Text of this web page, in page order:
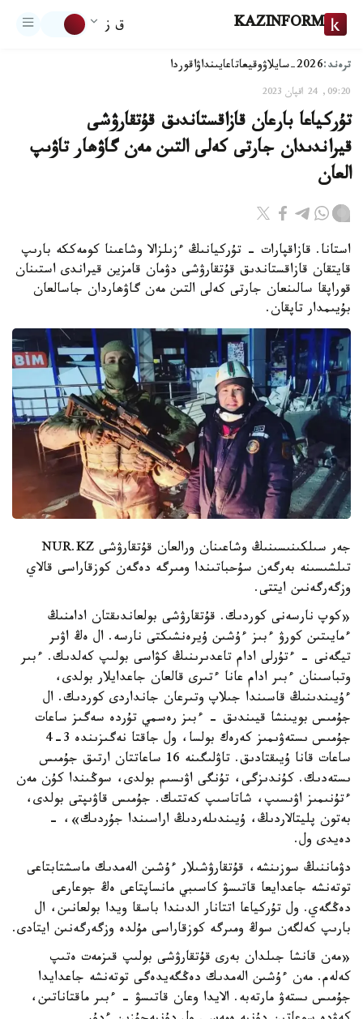
KAZINFORM ق ز
ترەند:2026-سايلاۋ وقيعاتاعايىنداۋاقوردا
09:20, 24 اقپان 2023
تۇركياعا بارعان قازاقستاندىق قۇتقارۋشى
قيراندىدان جارتى كەلى التىن مەن گاۋھار تاۋىپ
العان
استانا. قازاقپارات - تۇركيانىڭ ءزىلزالا وشاعىنا كومەككە بارىپ
قايتقان قازاقستاندىق قۇتقارۋشى دۋمان قامزين قيراندى استىنان
قوراپقا سالىنعان جارتى كەلى التىن مەن گاۋھاردان جاسالعان
بۇيىمدار تاپقان.
جەر سىلكىنىسىنىڭ وشاعىنان ورالعان قۇتقارۋشى NUR.KZ
تىلشىسىنە بەرگەن سۇحباتىندا ومىرگە دەگەن كوزقاراسى قالاي
وزگەرگەنىن ايتتى.
«كوپ نارسەنى كوردىك. قۇتقارۋشى بولعاندىقتان ادامنىڭ
ءمايىتىن كورۋ ءبىز ءۇشىن ۇيرەنشىكتى نارسە. ال ەڭ اۋىر
تيگەنى - ءتۇرلى ادام تاعدىرىنىڭ كۋاسى بولىپ كەلدىك. ءبىر
وتباسىنان ءبىر ادام عانا ءتىرى قالعان جاعدايلار بولدى،
ءۇيىندىنىڭ قاسىندا جىلاپ وتىرعان جانداردى كوردىك. ال
جۇمىس بويىنشا قيىندىق - ءبىز رەسمي تۇردە سەگىز ساعات
جۇمىس ىستەۋىمىز كەرەك بولسا، ول جاقتا نەگىزىندە 3-4
ساعات قانا ۇيىقتادىق. تاۋلىگىنە 16 ساعاتتان ارتىق جۇمىس
ىستەدىك. كۇندىزگى، تۇنگى اۋىسىم بولدى، سوڭىندا كۇن مەن
ءتۇنىمىز اۋىسىپ، شاتاسىپ كەتتىك. جۇمىس قاۋىپتى بولدى،
بەتون پليتالاردىڭ، ۇيىندىلەردىڭ اراسىندا جۇردىك»، -
دەيدى ول.
دۋماننىڭ سوزىنشە، قۇتقارۋشىلار ءۇشىن الەمدىك ماسشتابتاعى
توتەنشە جاعدايعا قاتىسۋ كاسىبي مانساپتاعى ەڭ جوعارعى
دەڭگەي. ول تۇركياعا اتتانار الدىندا باسقا ويدا بولعانىن، ال
بارىپ كەلگەن سوڭ ومىرگە كوزقاراسى مۇلدە وزگەرگەنىن ايتادى.
«مەن قانشا جىلدان بەرى قۇتقارۋشى بولىپ قىزمەت ەتىپ
كەلەم. مەن ءۇشىن الەمدىك دەڭگەيدەگى توتەنشە جاعدايدا
جۇمىس ىستەۋ مارتەبە. الايدا وعان قاتىسۋ - ءبىر ماقتاناتىن،